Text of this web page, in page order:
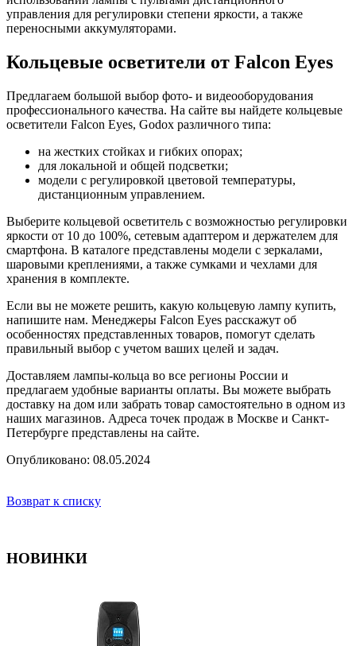
управления для регулировки степени яркости, а также
переносными аккумуляторами.
Кольцевые осветители от Falcon Eyes
Предлагаем большой выбор фото- и видеооборудования
профессионального качества. На сайте вы найдете кольцевые
осветители Falcon Eyes, Godox различного типа:
на жестких стойках и гибких опорах;
для локальной и общей подсветки;
модели с регулировкой цветовой температуры,
дистанционным управлением.
Выберите кольцевой осветитель с возможностью регулировки
яркости от 10 до 100%, сетевым адаптером и держателем для
смартфона. В каталоге представлены модели с зеркалами,
шаровыми креплениями, а также сумками и чехлами для
хранения в комплекте.
Если вы не можете решить, какую кольцевую лампу купить,
напишите нам. Менеджеры Falcon Eyes расскажут об
особенностях представленных товаров, помогут сделать
правильный выбор с учетом ваших целей и задач.
Доставляем лампы-кольца во все регионы России и
предлагаем удобные варианты оплаты. Вы можете выбрать
доставку на дом или забрать товар самостоятельно в одном из
наших магазинов. Адреса точек продаж в Москве и Санкт-
Петербурге представлены на сайте.
Опубликовано: 08.05.2024
Возврат к списку
НОВИНКИ